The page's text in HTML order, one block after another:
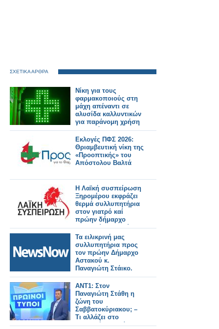
ΣΧΕΤΙΚΑ ΑΡΘΡΑ
Νίκη για τους
φαρμακοποιούς στη
μάχη απέναντι σε
αλυσίδα καλλυντικών
για παράνομη χρήση
του πράσινου
σταυρού
Εκλογές ΠΦΣ 2026:
Θριαμβευτική νίκη της
«Προοπτικής» του
Απόστολου Βαλτά
Η Λαϊκή συσπείρωση
Ξηρομέρου εκφράζει
θερμά συλλυπητήρια
στον γιατρό καί
πρώην δήμαρχο
Αστακού Παναγιώτη
Στάικου
Τα ειλικρινή μας
συλλυπητήρια προς
τον πρώην Δήμαρχο
Αστακού κ.
Παναγιώτη Στάικο.
ANT1: Στον
Παναγιώτη Στάθη η
ζώνη του
Σαββατοκύριακου; –
Τι αλλάζει στο
“Καλημέρα Ελλάδα”;